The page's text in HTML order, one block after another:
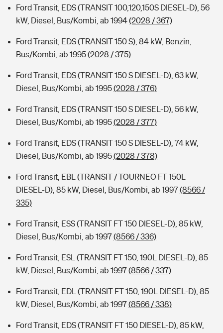
Ford Transit, EDS (TRANSIT 100,120,150S DIESEL-D), 56
kW, Diesel, Bus/Kombi, ab 1994(2028 / 367)
Ford Transit, EDS (TRANSIT 150 S), 84 kW, Benzin,
Bus/Kombi, ab 1995(2028 / 375)
Ford Transit, EDS (TRANSIT 150 S DIESEL-D), 63 kW,
Diesel, Bus/Kombi, ab 1995(2028 / 376)
Ford Transit, EDS (TRANSIT 150 S DIESEL-D), 56 kW,
Diesel, Bus/Kombi, ab 1995(2028 / 377)
Ford Transit, EDS (TRANSIT 150 S DIESEL-D), 74 kW,
Diesel, Bus/Kombi, ab 1995(2028 / 378)
Ford Transit, EBL (TRANSIT / TOURNEO FT 150L
DIESEL-D), 85 kW, Diesel, Bus/Kombi, ab 1997(8566 /
335)
Ford Transit, ESS (TRANSIT FT 150 DIESEL-D), 85 kW,
Diesel, Bus/Kombi, ab 1997(8566 / 336)
Ford Transit, ESL (TRANSIT FT 150, 190L DIESEL-D), 85
kW, Diesel, Bus/Kombi, ab 1997(8566 / 337)
Ford Transit, EDL (TRANSIT FT 150, 190L DIESEL-D), 85
kW, Diesel, Bus/Kombi, ab 1997(8566 / 338)
Ford Transit, EDS (TRANSIT FT 150 DIESEL-D), 85 kW,